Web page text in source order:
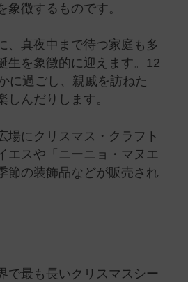
象徴するものです。
、真夜中まで待つ家庭も多
生を象徴的に迎えます。12
に過ごし、親戚を訪ねた
しんだりします。
場にクリスマス・クラフト
エスや「ニーニョ・マヌエ
節の装飾品などが販売され
で最も長いクリスマスシー